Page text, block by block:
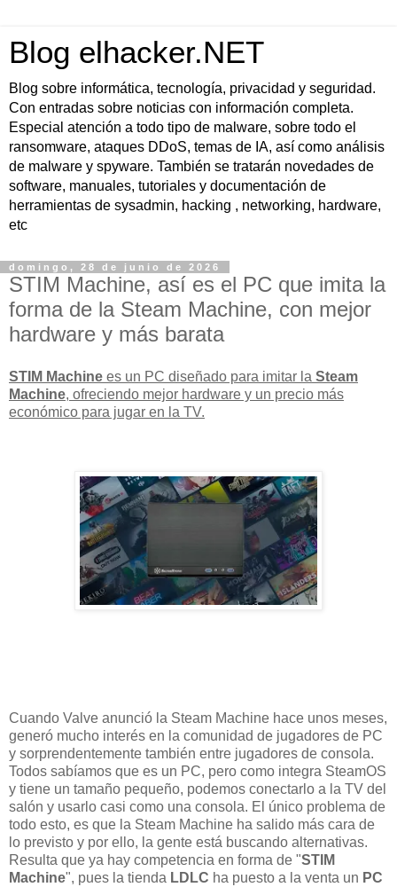
Blog elhacker.NET
Blog sobre informática, tecnología, privacidad y seguridad.
Con entradas sobre noticias con información completa.
Especial atención a todo tipo de malware, sobre todo el
ransomware, ataques DDoS, temas de IA, así como análisis
de malware y spyware. También se tratarán novedades de
software, manuales, tutoriales y documentación de
herramientas de sysadmin, hacking , networking, hardware,
etc
domingo, 28 de junio de 2026
STIM Machine, así es el PC que imita la
forma de la Steam Machine, con mejor
hardware y más barata
STIM Machine es un PC diseñado para imitar la Steam
Machine, ofreciendo mejor hardware y un precio más
económico para jugar en la TV.
Cuando Valve anunció la Steam Machine hace unos meses,
generó mucho interés en la comunidad de jugadores de PC
y sorprendentemente también entre jugadores de consola.
Todos sabíamos que es un PC, pero como integra SteamOS
y tiene un tamaño pequeño, podemos conectarlo a la TV del
salón y usarlo casi como una consola. El único problema de
todo esto, es que la Steam Machine ha salido más cara de
lo previsto y por ello, la gente está buscando alternativas.
Resulta que ya hay competencia en forma de "STIM
Machine", pues la tienda LDLC ha puesto a la venta un PC